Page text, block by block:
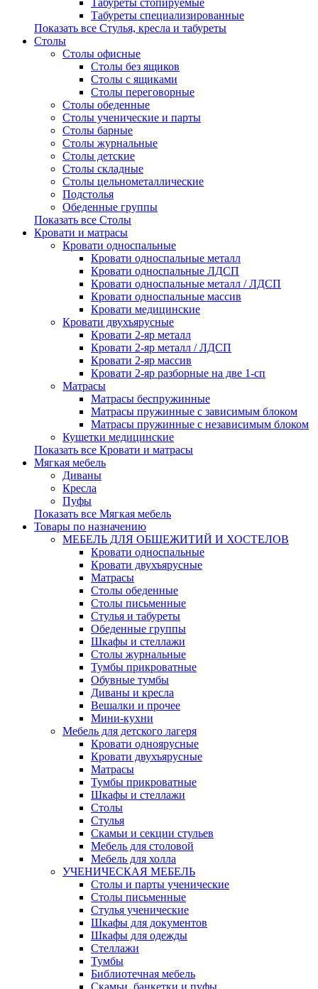
Табуреты стопируемые
Табуреты специализированные
Показать все Стулья, кресла и табуреты
Столы
Столы офисные
Столы без ящиков
Столы с ящиками
Столы переговорные
Столы обеденные
Столы ученические и парты
Столы барные
Столы журнальные
Столы детские
Столы складные
Столы цельнометаллические
Подстолья
Обеденные группы
Показать все Столы
Кровати и матрасы
Кровати односпальные
Кровати односпальные металл
Кровати односпальные ЛДСП
Кровати односпальные металл / ЛДСП
Кровати односпальные массив
Кровати медицинские
Кровати двухъярусные
Кровати 2-яр металл
Кровати 2-яр металл / ЛДСП
Кровати 2-яр массив
Кровати 2-яр разборные на две 1-сп
Матрасы
Матрасы беспружинные
Матрасы пружинные с зависимым блоком
Матрасы пружинные с независимым блоком
Кушетки медицинские
Показать все Кровати и матрасы
Мягкая мебель
Диваны
Кресла
Пуфы
Показать все Мягкая мебель
Товары по назначению
МЕБЕЛЬ ДЛЯ ОБЩЕЖИТИЙ И ХОСТЕЛОВ
Кровати односпальные
Кровати двухъярусные
Матрасы
Столы обеденные
Столы письменные
Стулья и табуреты
Обеденные группы
Шкафы и стеллажи
Столы журнальные
Тумбы прикроватные
Обувные тумбы
Диваны и кресла
Вешалки и прочее
Мини-кухни
Мебель для детского лагеря
Кровати одноярусные
Кровати двухъярусные
Матрасы
Тумбы прикроватные
Шкафы и стеллажи
Столы
Стулья
Скамьи и секции стульев
Мебель для столовой
Мебель для холла
УЧЕНИЧЕСКАЯ МЕБЕЛЬ
Столы и парты ученические
Столы письменные
Стулья ученические
Шкафы для документов
Шкафы для одежды
Стеллажи
Тумбы
Библиотечная мебель
Скамьи, банкетки и пуфы